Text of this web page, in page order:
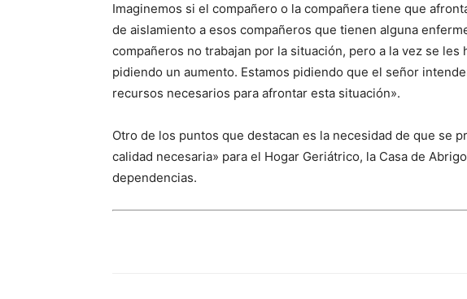
Imaginemos si el compañero o la compañera tiene que
de aislamiento a esos compañeros que tienen alguna
compañeros no trabajan por la situación, pero a la vez se
pidiendo un aumento. Estamos pidiendo que el señor
recursos necesarios para afrontar esta situación».
Otro de los puntos que destacan es la necesidad de que se
calidad necesaria» para el Hogar Geriátrico, la Casa de
dependencias.